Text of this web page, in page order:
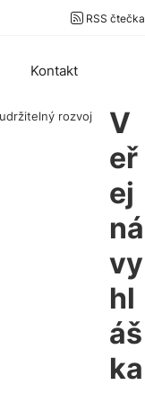
RSS čtečka
Kontakt
rozvoj
V
eř
ej
ná
vy
hl
áš
ka